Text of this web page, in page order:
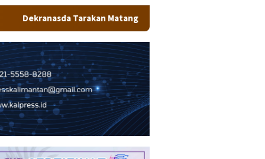
Matangkan Persiapan Produk UMKM Unggulan, Siap Tampil